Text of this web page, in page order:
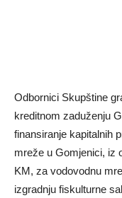
Odbornici Skupštine
kreditnom zaduženju
finansiranje kapitalnih
mreže u Gomjenici, iz
KM, za vodovodnu
izgradnju fiskulturne